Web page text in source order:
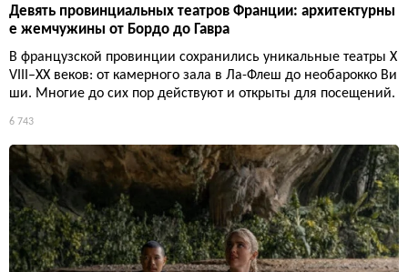
Девять провинциальных театров Франции: архитектурны
е жемчужины от Бордо до Гавра
В французской провинции сохранились уникальные театры X
VIII–XX веков: от камерного зала в Ла-Флеш до необарокко Ви
ши. Многие до сих пор действуют и открыты для посещений.
6 743